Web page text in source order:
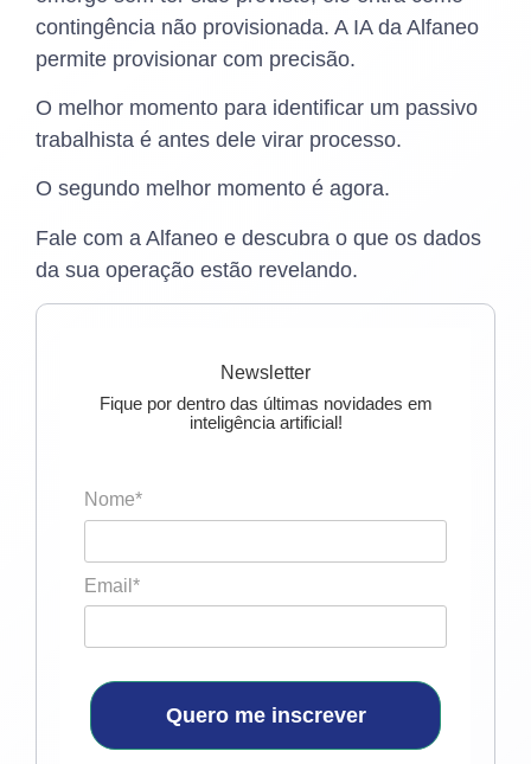
contingência não provisionada. A IA da Alfaneo
permite provisionar com precisão.
O melhor momento para identificar um passivo
trabalhista é antes dele virar processo.
O segundo melhor momento é agora.
Fale com a Alfaneo e descubra o que os dados
da sua operação estão revelando.
Newsletter
Fique por dentro das últimas novidades em
inteligência artificial!
Nome*
Email*
Quero me inscrever